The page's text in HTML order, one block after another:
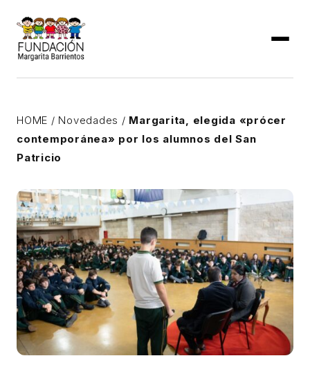
HOME / Novedades / Margarita, elegida «prócer
contemporánea» por los alumnos del San
Patricio